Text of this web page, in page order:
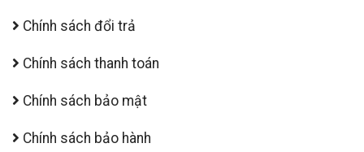
Chính sách đổi trả
Chính sách thanh toán
Chính sách bảo mật
Chính sách bảo hành